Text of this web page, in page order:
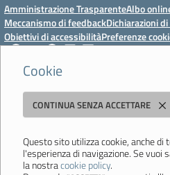
Cookie
CONTINUA SENZA ACCETTARE
Questo sito utilizza cookie, anche
l'esperienza di navigazione. Se vuoi
la nostracookie policy.
Amministrazione TrasparenteAlbo
Meccanismo di feedbackDichiarazioni
Obiettivi di accessibilitàPreferenze
Istituto Professionale Statale Socio-
Deledda"
351005 - Email:
morc08000g@pec.istruzione.it
Codice meccanografico: MORC08000G